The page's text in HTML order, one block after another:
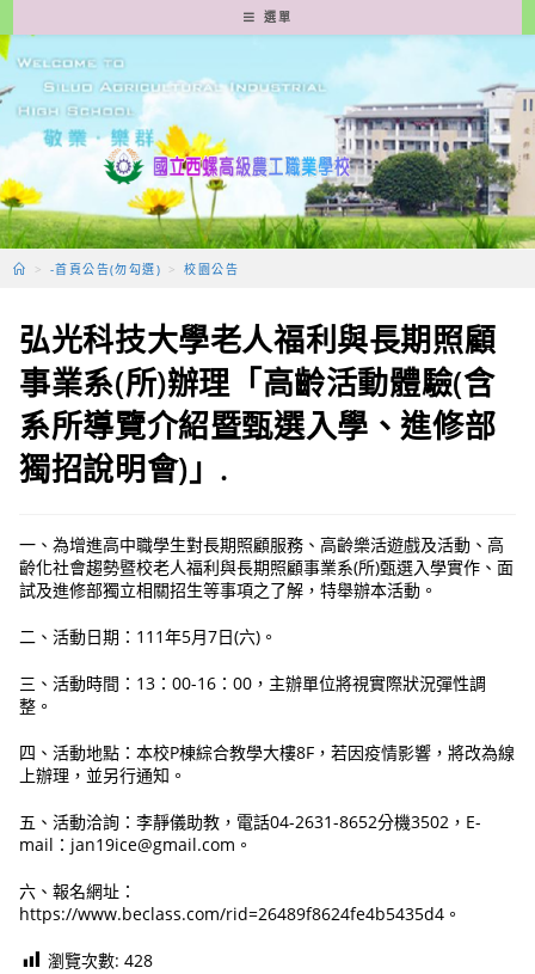
轉
至
要
容
選單
> -首頁公告(勿勾選) > 校園公告
弘光科技大學老人福利與長期照顧
事業系(所)辦理「高齡活動體驗(含
系所導覽介紹暨甄選入學、進修部
獨招說明會)」.
一、為增進高中職學生對長期照顧服務、高齡樂活遊戲及活動、高
齡化社會趨勢暨校老人福利與長期照顧事業系(所)甄選入學實作、面
試及進修部獨立相關招生等事項之了解，特舉辦本活動。
二、活動日期：111年5月7日(六)。
三、活動時間：13：00-16：00，主辦單位將視實際狀況彈性調
整。
四、活動地點：本校P棟綜合教學大樓8F，若因疫情影響，將改為線
上辦理，並另行通知。
五、活動洽詢：李靜儀助教，電話04-2631-8652分機3502，E-
mail：jan19ice@gmail.com。
六、報名網址：
https://www.beclass.com/rid=26489f8624fe4b5435d4。
瀏覽次數: 428